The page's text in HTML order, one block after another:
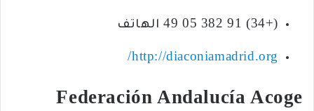
(+34) 91 382 05 49 الهاتف
http://diaconiamadrid.org/
Federación Andalucía Acoge